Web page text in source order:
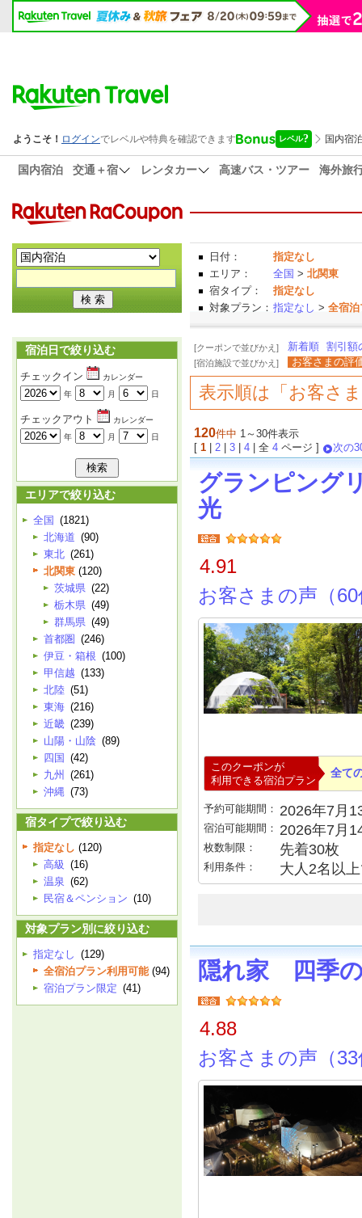
国内宿泊 交通＋宿 レンタカー 高速バス・ツアー 海外旅
日付：
指定なし
エリア：
全国 > 北関東
宿タイプ：
指定なし
対象プラン： 指定なし > 全宿泊
宿泊日で絞り込む
チェックイン
カレンダー
年
月 日
チェックアウト
カレンダー
年
月 日
エリアで絞り込む
全国 (1821)
北海道 (90)
東北 (261)
北関東 (120)
茨城県 (22)
栃木県 (49)
群馬県 (49)
首都圏 (246)
伊豆・箱根 (100)
甲信越 (133)
北陸 (51)
東海 (216)
近畿 (239)
山陽・山陰 (89)
四国 (42)
九州
(261)
沖縄 (73)
宿タイプで絞り込む
指定なし (120)
高級 (16)
温泉 (62)
民宿＆ペンション (10)
対象プラン別に絞り込む
指定なし (129)
全宿泊プラン利用可能 (94)
宿泊プラン限定 (41)
[クーポンで並びかえ] 新着順 割引額
[宿泊施設で並びかえ] お客さまの評
表示順は「お客さ
120件中 1～30件表示
[ 1 2 3 4 | 全 4 ページ ] 次の
グランピング
光
4.91
お客さまの声（
このクーポンが
利用できる宿泊プラン
全て
予約可能期間： 2026年7月
宿泊可能期間： 2026年7月
枚数制限： 先着30枚
利用条件： 大人2名以
隠れ家 四季
4.88
お客さまの声（